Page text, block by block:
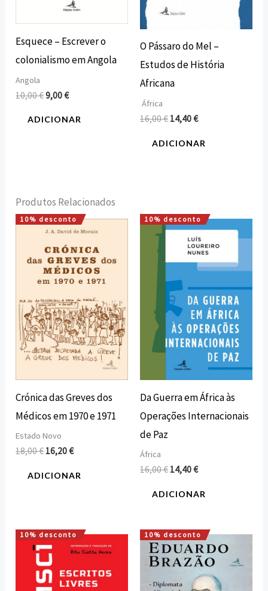
Esquece – Escrever o
colonialismo em Angola
Angola
10,00€9,00€
ADICIONAR
O Pássaro do Mel –
Estudos de História
Africana
África
16,00€ 14,40€
ADICIONAR
Produtos Relacionados
10% desconto
Crónica das Greves dos
Médicos em 1970 e 1971
Estado Novo
18,00€
O
preço
original
era:
18,00 €.
16,20€
O
preço
atual
é:
16,20 €.
ADICIONAR
10% desconto
Da Guerra em África às
Operações Internacionais
de Paz
África
16,00€
O
preço
original
16,00 €.
14,40€
O
preço
atual
é:
14,40 €.
ADICIONAR
10% desconto
O
preço
original
era:
15,00 €.
O
preço
é:
13,50 €.
10% desconto
O
preço
original
16,00 €.
O
preço
atual
é:
14,40 €.